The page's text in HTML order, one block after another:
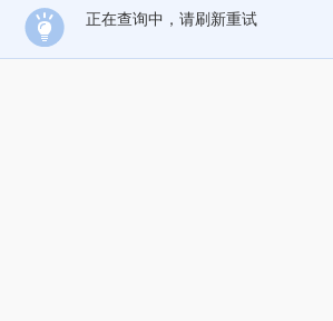
正在查询中，请刷新重试